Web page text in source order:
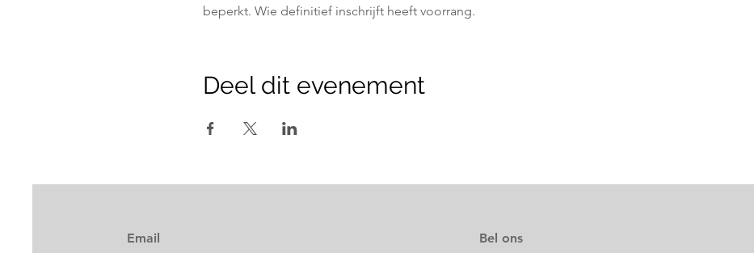
beperkt. Wie definitief inschrijft heeft voorrang.
Deel dit evenement
Email Bel ons